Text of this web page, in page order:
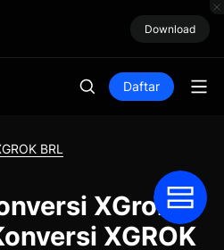
Download
Daftar
BRL
XGrok
XGROK